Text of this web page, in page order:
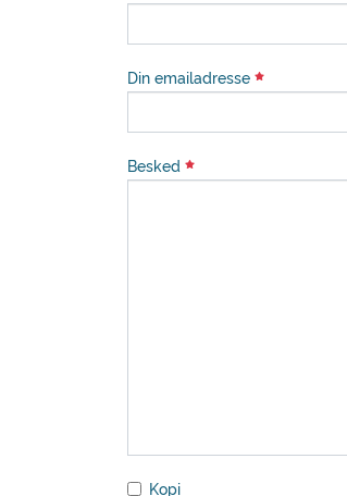
Din emailadresse
Besked
Kopi